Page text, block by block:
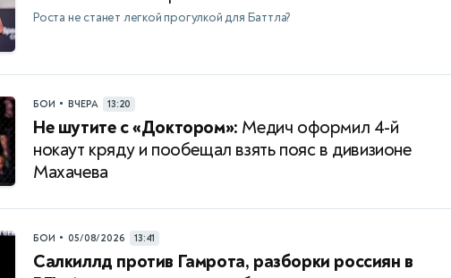
Роста не станет легкой прогулкой для Баттла?
БОИ • ВЧЕРА 13:20
Не шутите с «Доктором»: Медич оформил 4-й
нокаут кряду и пообещал взять пояс в дивизионе
Махачева
БОИ • 05/08/2026 13:41
Салкиллд против Гамрота, разборки россиян в